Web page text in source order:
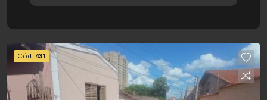
gabinete - Piso frio - Obs: Casa comercial bem
R$ 4.500,00 Investimento de Venda: R$
800.000,00 Investimento de IPTU: R$ 148,70
Obs.: como imobiliária, me reservo o direito de
alterar qualquer informação referente aos
Cód. 431